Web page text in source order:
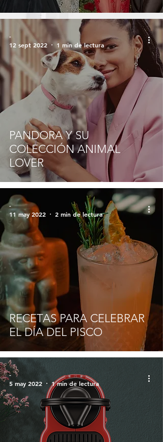
PANDORA Y SU
COLECCIÓN ANIMAL
LOVER
-
12 sept 2022
1 min de lectura
RECETAS PARA CELEBRAR
EL DÍA DEL PISCO
-
11 may 2022
2 min de lectura
-
5 may 2022
1 min de lectura